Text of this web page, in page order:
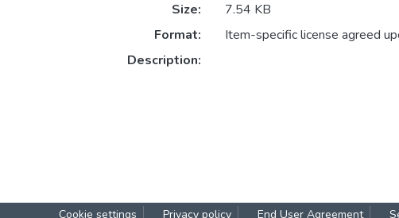
Size:
7.54 KB
Format:
Item-specific license agreed
Description:
Cookie settings Privacy policy End User Agreement